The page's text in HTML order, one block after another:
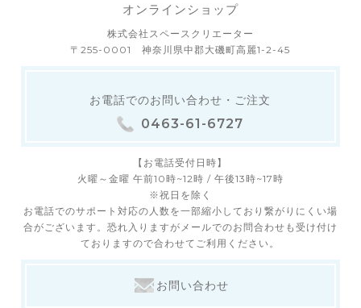
オンラインショップ
株式会社スペースクリエーター
〒255-0001 神奈川県中郡大磯町高麗1-2-45
お電話でのお問い合わせ・ご注文
0463-61-6727
【お電話受付日時】
火曜～金曜 午前10時~12時 / 午後13時~17時
※祝日を除く
お電話でのサポート対応の人数を一部縮小しており繋がりにくい場
合がございます。恐れ入りますがメールでのお問合わせも受け付け
ておりますので合わせてご利用ください。
お問い合わせ